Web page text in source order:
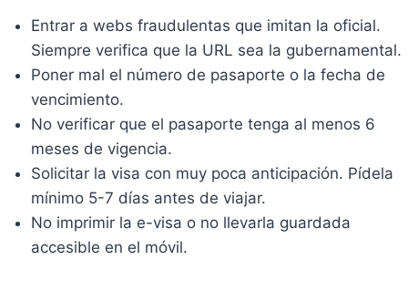
Entrar a webs fraudulentas que imitan la oficial.
Siempre verifica que la URL sea la gubernamental.
Poner mal el número de pasaporte o la fecha de
vencimiento.
No verificar que el pasaporte tenga al menos 6
meses de vigencia.
Solicitar la visa con muy poca anticipación. Pídela
mínimo 5-7 días antes de viajar.
No imprimir la e-visa o no llevarla guardada
accesible en el móvil.